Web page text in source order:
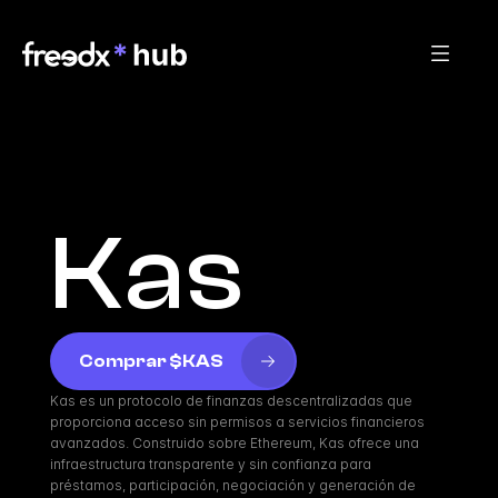
Kas
Comprar $KAS
Kas es un protocolo de finanzas descentralizadas que
proporciona acceso sin permisos a servicios financieros
avanzados. Construido sobre Ethereum, Kas ofrece una
infraestructura transparente y sin confianza para
préstamos, participación, negociación y generación de